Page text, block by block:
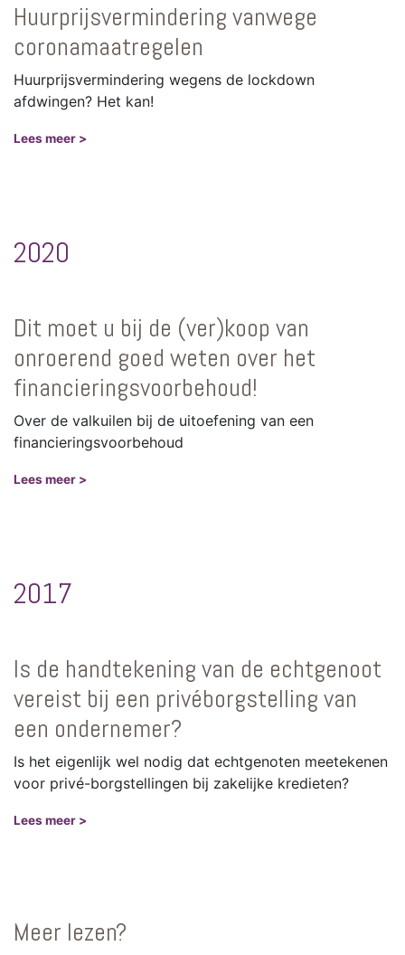
Huurprijsvermindering vanwege
coronamaatregelen
Huurprijsvermindering wegens de lockdown
afdwingen? Het kan!
Lees meer >
2020
Dit moet u bij de (ver)koop van
onroerend goed weten over het
financieringsvoorbehoud!
Over de valkuilen bij de uitoefening van een
financieringsvoorbehoud
Lees meer >
2017
Is de handtekening van de echtgenoot
vereist bij een privéborgstelling van
een ondernemer?
Is het eigenlijk wel nodig dat echtgenoten meetekenen
voor privé-borgstellingen bij zakelijke kredieten?
Lees meer >
Meer lezen?